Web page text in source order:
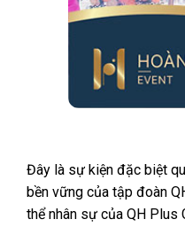
Đây là sự kiện đặc biệt
bền vững của tập đoàn
thể nhân sự của QH Plus